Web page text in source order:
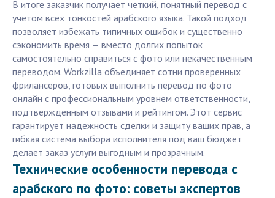
В итоге заказчик получает четкий, понятный перевод с
учетом всех тонкостей арабского языка. Такой подход
позволяет избежать типичных ошибок и существенно
сэкономить время — вместо долгих попыток
самостоятельно справиться с фото или некачественным
переводом. Workzilla объединяет сотни проверенных
фрилансеров, готовых выполнить перевод по фото
онлайн с профессиональным уровнем ответственности,
подтвержденным отзывами и рейтингом. Этот сервис
гарантирует надежность сделки и защиту ваших прав, а
гибкая система выбора исполнителя под ваш бюджет
делает заказ услуги выгодным и прозрачным.
Технические особенности перевода с
арабского по фото: советы экспертов